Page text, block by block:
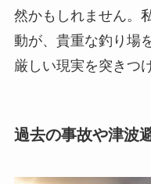
然かもしれません。
動が、貴重な釣り場
厳しい現実を突きつ
過去の事故や津波